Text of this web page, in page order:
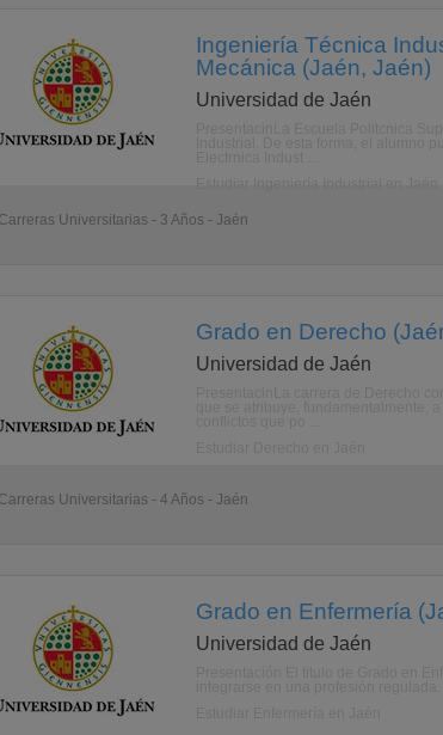
Ingeniería Técnica
Mecánica (Jaén, Jaén)
Universidad de Jaén
Carreras Universitarias - 3 Años - Jaén
Grado en Derecho
Universidad de Jaén
Carreras Universitarias - 4 Años - Jaén
Grado en Enfermería
Universidad de Jaén